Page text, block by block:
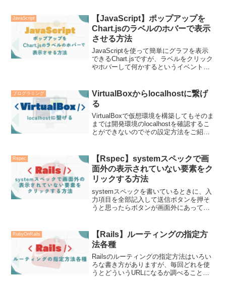
JavaScript
【JavaScript】ポップアップを
Chart.jsのラベルのホバーで表示
させる方法
JavaScriptを使って簡単にグラフを表示
できるChart.jsですが、ラベルをクリック
やホバーして何かするというイベント機
を表示する機能が必要となり、annotation
というプラグインを使用して実装したの
でその方法をご紹介します。
プログラミング
VirtualBoxからlocalhostに繋げ
る
VirtualBoxで仮想環境を構築してもそのま
までは開発環境のlocalhostを確認するこ
とができないのでその設定方法をご紹介
Rspec
【Rspec】systemスペックで画
面外の表示されていない要素をク
リックする方法
systemスペックを書いているときに、入
力項目を全部記入して送信ボタンを押そ
うと思ったらボタンが画面外にあってク
リックする形になります。
RubyOnRails
【Rails】ルーティングの指定方
法各種
Railsのルーティングの指定方法はいろい
ろな書き方がありますが、毎回どれを使
うとどういうURLになるか調べることが